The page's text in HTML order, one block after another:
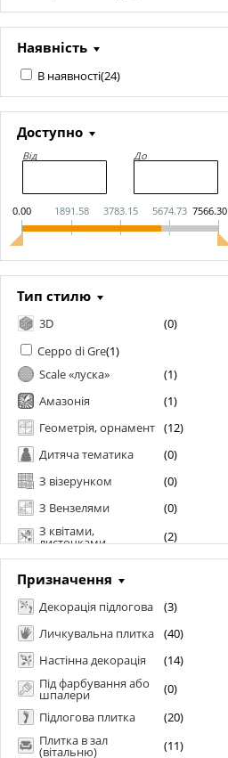
Наявність
В наявності(24)
Доступно
Від До
0.00 1891.58 3783.15 5674.73 7566.30
Тип стилю
3D (0)
Ceppo di Gre(1)
Scale «луска»
(1)
Амазонія
(1)
Геометрія, орнамент (12)
Дитяча тематика
(0)
З візерунком
(0)
З Вензелями
(0)
З квітами,
листочками (2)
З колами, у горошок (0)
Зеркало
( )
Кабанчик
(
Котто, рустик
(
Кухонні атрибути
(0)
Мозаїка
(4)
Моноколор
(16)
Призначення
Декорація підлогова (3)
Личкувальна плитка
(40)
Настінна декорація
(14)
Під фарбування або
шпалери (0)
Підлогова плитка
(20)
Плитка в зал
(вітальню) (11)